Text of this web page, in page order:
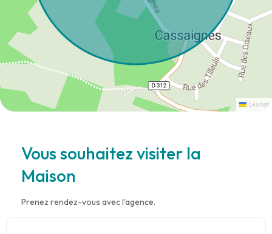
Leaflet
Vous souhaitez visiter la
Maison
Prenez rendez-vous avec l'agence.